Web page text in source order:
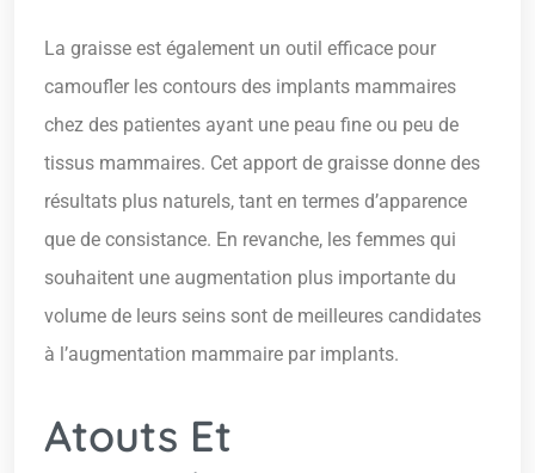
La graisse est également un outil efficace pour
camoufler les contours des implants mammaires
chez des patientes ayant une peau fine ou peu de
tissus mammaires. Cet apport de graisse donne des
résultats plus naturels, tant en termes d’apparence
que de consistance. En revanche, les femmes qui
souhaitent une augmentation plus importante du
volume de leurs seins sont de meilleures candidates
à l’augmentation mammaire par implants.
Atouts Et